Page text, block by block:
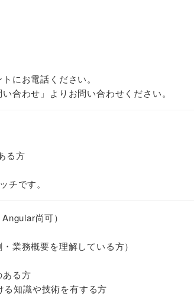
にお電話ください。
合わせ」よりお問い合わせください。
る方
チです。
尚可）
業務概要を理解している方）
ある方
る知識や技術を有する方